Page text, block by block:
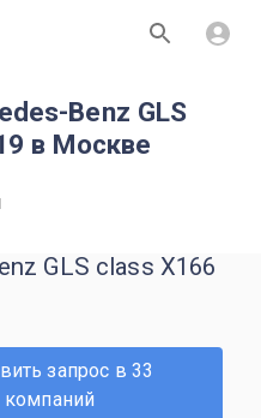
Benz GLS
в Москве
GLS class X166
запрос в 33
компаний